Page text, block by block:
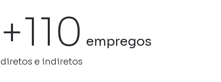
+110 empregos
diretos e indiretos